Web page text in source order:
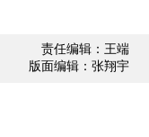
责任编辑：王端
版面编辑：张翔宇